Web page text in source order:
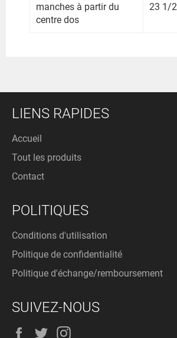
manches à partir du
centre dos
23 1/2
LIENS RAPIDES
Accueil
Tout les produits
Contact
POLITIQUES
Conditions d'utilisation
Politique de confidentialité
Politique d'échange/remboursement
SUIVEZ-NOUS
Facebook
Twitter